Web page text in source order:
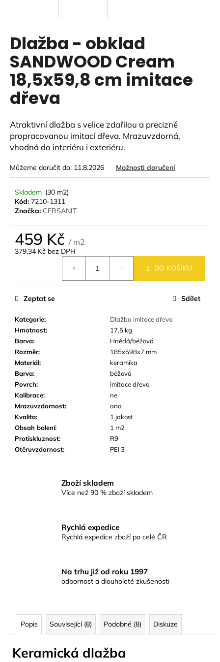
Dlažba - obklad
SANDWOOD Cream
18,5x59,8 cm imitace
dřeva
Atraktivní dlažba s velice zdařilou a precizně
propracovanou imitací dřeva. Mrazuvzdorná,
vhodná do interiéru i exteriéru.
Můžeme doručit do: 11.8.2026 Možnosti doručení
Skladem (30 m2)
Kód: 7210-1311
Značka: CERSANIT
459 Kč / m2
379,34 Kč bez DPH
DO KOŠÍKU
Kategorie:
Dlažba imitace dřeva
Hmotnost:
17.5 kg
Barva:
Hnědá/béžová
Rozměr:
185x598x7 mm
Materiál:
keramika
Barva:
béžová
Povrch:
imitace dřeva
Kalibrace:
ne
Mrazuvzdornost:
ano
Kvalita:
1.jakost
Obsah balení:
1 m2
Protiskluznost:
R9
Otěruvzdornost: PEI 3
Zeptat se Sdílet
Zboží skladem
Více než 90 % zboží skladem
Rychlá expedice
Rychlá expedice zboží po celé ČR
Na trhu již od roku 1997
odbornost a dlouholeté zkušenosti
Popis Související (8) Podobné (8) Diskuze
Keramická dlažba
í
t
?
o
p
o
u
č
e
SKLENĚNÁ
MSM51
HNĚDÁ
ŠRAFOVANÁ
95
Kč